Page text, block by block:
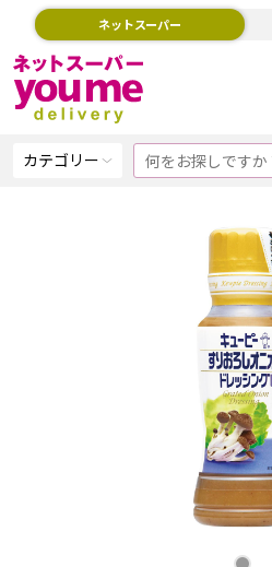
ネットスーパー
カテゴリー